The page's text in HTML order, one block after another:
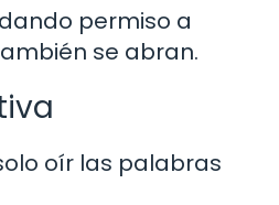
permiso a
se abran.
oír las palabras